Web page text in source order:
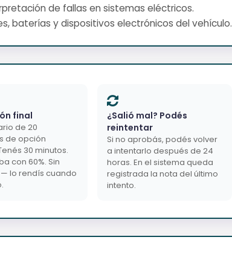
de fallas en sistemas eléctricos.
baterías y dispositivos electrónicos del vehículo.
final
de 20
de opción
30 minutos.
con 60%. Sin
lo rendís cuando
¿Salió mal? Podés
reintentar
Si no aprobás, podés volver
a intentarlo después de 24
horas. En el sistema queda
registrada la nota del último
intento.